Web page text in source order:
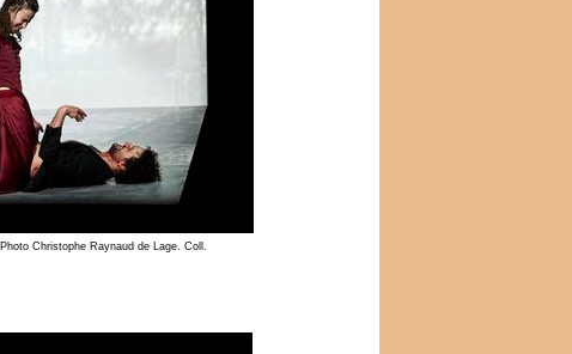
Photo Christophe Raynaud de Lage. Coll.